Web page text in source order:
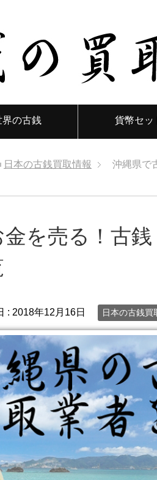
界の古銭 貨幣セッ
日本の古銭買取情報 沖縄県で
を売る！古
: 2018年12月16日 日本の古銭買